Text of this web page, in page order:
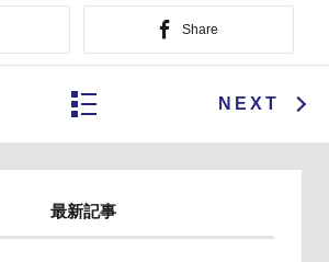
Share
NEXT
最新記事